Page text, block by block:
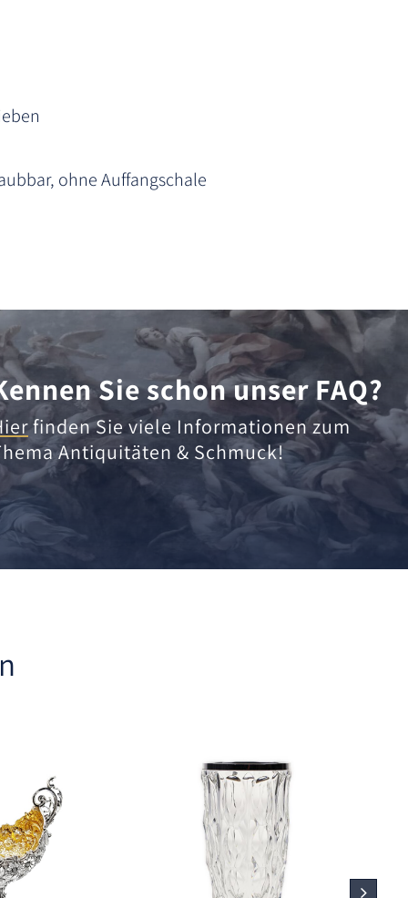
ohne Auffangschale
Sie schon unser FAQ?
finden Sie viele Informationen zum
Antiquitäten & Schmuck!